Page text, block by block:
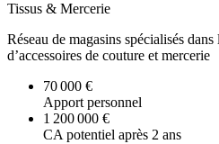
Tissus & Mercerie
Réseau de magasins spécialisés
d’accessoires de couture et mercerie
70 000 €
Apport personnel
1 200 000 €
CA potentiel après 2 ans